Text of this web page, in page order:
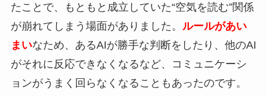
たことで、もともと成立していた“空気を読む”関係
が崩れてしまう場面がありました。 ルールがあい
まいなため、あるAIが勝手な判断をしたり、他のAI
がそれに反応できなくなるなど、コミュニケーシ
ョンがうまく回らなくなることもあったのです。